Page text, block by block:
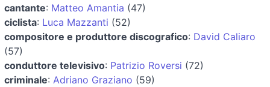
cantante: Matteo Amantia (47)
ciclista: Luca Mazzanti (52)
compositore e produttore discografico: David Caliaro
(57)
conduttore televisivo: Patrizio Roversi (72)
criminale: Adriano Graziano (59)